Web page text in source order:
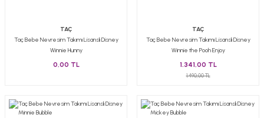
TAÇ
Taç Bebe Nevresim Takımı Lisanslı Disney
Winnie Hunny
0,00 TL
TAÇ
Taç Bebe Nevresim Takımı Lisanslı Disney
Winnie the Pooh Enjoy
1.341,00 TL
1.490,00 TL